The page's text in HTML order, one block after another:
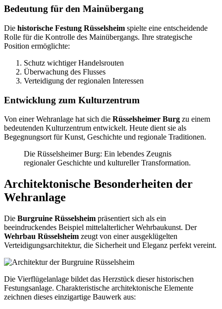
Bedeutung für den Mainübergang
Die historische Festung Rüsselsheim spielte eine entscheidende
Rolle für die Kontrolle des Mainübergangs. Ihre strategische
Position ermöglichte:
Schutz wichtiger Handelsrouten
Überwachung des Flusses
Verteidigung der regionalen Interessen
Entwicklung zum Kulturzentrum
Von einer Wehranlage hat sich die Rüsselsheimer Burg zu einem
bedeutenden Kulturzentrum entwickelt. Heute dient sie als
Begegnungsort für Kunst, Geschichte und regionale Traditionen.
Die Rüsselsheimer Burg: Ein lebendes Zeugnis
regionaler Geschichte und kultureller Transformation.
Architektonische Besonderheiten der
Wehranlage
Die Burgruine Rüsselsheim präsentiert sich als ein
beeindruckendes Beispiel mittelalterlicher Wehrbaukunst. Der
Wehrbau Rüsselsheim zeugt von einer ausgeklügelten
Verteidigungsarchitektur, die Sicherheit und Eleganz perfekt vereint.
Die Vierflügelanlage bildet das Herzstück dieser historischen
Festungsanlage. Charakteristische architektonische Elemente
zeichnen dieses einzigartige Bauwerk aus: